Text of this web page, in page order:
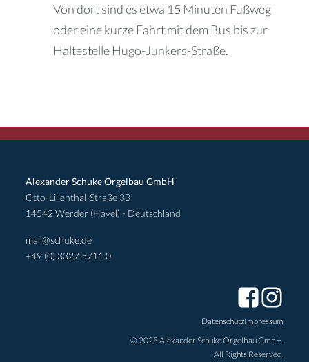
Von dort sind es etwa 15 Minuten Fußweg
oder eine kurze Fahrt mit dem Bus bis zur
Haltestelle Hugo-Junkers-Straße.
Alexander Schuke Orgelbau GmbH
Otto-Lilienthal-Straße 33
14542 Werder (Havel) - Deutschland
mail@schuke.de
+49 (0) 3327 5711 0
DatenschutzImpressum
© 2025 Alexander Schuke Orgelbau GmbH.
All Rights Reserved.